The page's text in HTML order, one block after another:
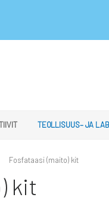
TEOLLISUUS– JA
Fosfataasi (maito) kit
kit